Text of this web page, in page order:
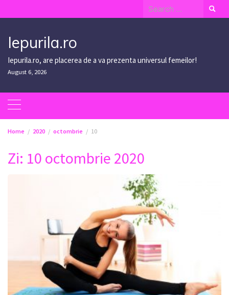
to
Search
for:
Iepurila.ro
Iepurila.ro, are placerea de a va prezenta universul femeilor!
August 6, 2026
Home 2020 octombrie 10
Zi: 10 octombrie 2020